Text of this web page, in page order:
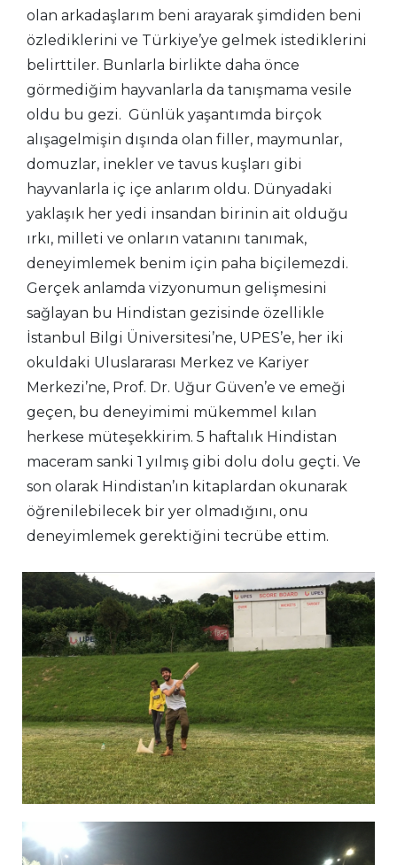
olan arkadaşlarım beni arayarak şimdiden beni
özlediklerini ve Türkiye’ye gelmek istediklerini
belirttiler. Bunlarla birlikte daha önce
görmediğim hayvanlarla da tanışmama vesile
oldu bu gezi. Günlük yaşantımda birçok
alışagelmişin dışında olan filler, maymunlar,
domuzlar, inekler ve tavus kuşları gibi
hayvanlarla iç içe anlarım oldu. Dünyadaki
yaklaşık her yedi insandan birinin ait olduğu
ırkı, milleti ve onların vatanını tanımak,
deneyimlemek benim için paha biçilemezdi.
Gerçek anlamda vizyonumun gelişmesini
sağlayan bu Hindistan gezisinde özellikle
İstanbul Bilgi Üniversitesi’ne, UPES’e, her iki
okuldaki Uluslararası Merkez ve Kariyer
Merkezi’ne, Prof. Dr. Uğur Güven’e ve emeği
geçen, bu deneyimimi mükemmel kılan
herkese müteşekkirim. 5 haftalık Hindistan
maceram sanki 1 yılmış gibi dolu dolu geçti. Ve
son olarak Hindistan’ın kitaplardan okunarak
öğrenilebilecek bir yer olmadığını, onu
deneyimlemek gerektiğini tecrübe ettim.